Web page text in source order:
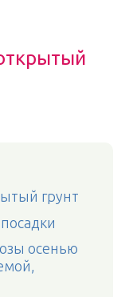
грунт
осенью